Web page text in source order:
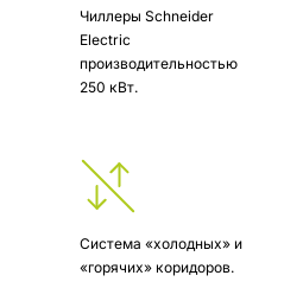
Чиллеры Schneider
Electriс
производительностью
250 кВт.
Система «холодных» и
«горячих» коридоров.